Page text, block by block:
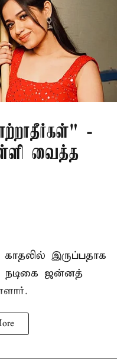
-
வைத்த
இருப்பதாக
நடிகை ஜன்னத்